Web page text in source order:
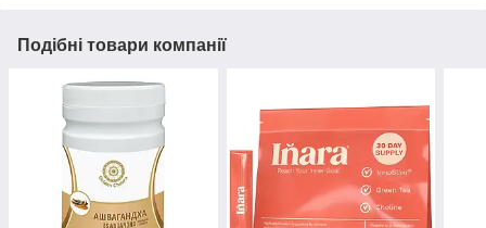
Подібні товари компанії